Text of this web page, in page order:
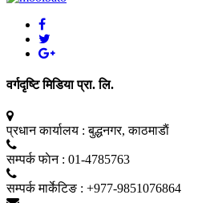
वर्गदृष्टि मिडिया प्रा. लि.
प्रधान कार्यालय : बुद्धनगर, काठमाडाैं
सम्पर्क फाेन : 01-4785763
सम्पर्क मार्केटिङ : +977-9851076864